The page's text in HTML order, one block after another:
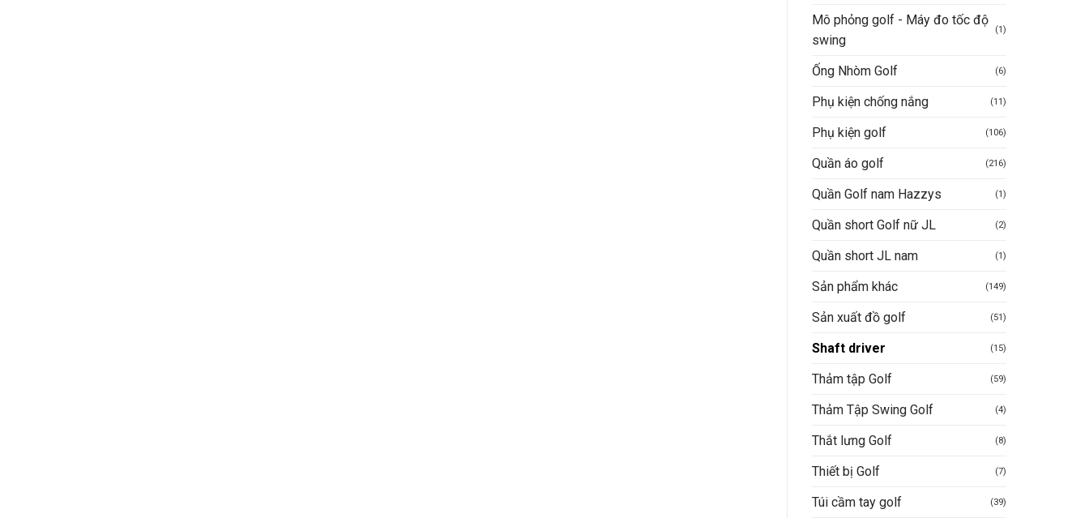
Mô phỏng golf - Máy đo tốc độ
swing
(1)
Ống Nhòm Golf (6)
Phụ kiện chống nắng (11)
Phụ kiện golf (106)
Quần áo golf (216)
Quần Golf nam Hazzys (1)
Quần short Golf nữ JL (2)
Quần short JL nam (1)
Sản phẩm khác (149)
Sản xuất đồ golf (51)
Shaft driver (15)
Thảm tập Golf (59)
Thảm Tập Swing Golf (4)
Thắt lưng Golf (8)
Thiết bị Golf (7)
Túi cầm tay golf (39)